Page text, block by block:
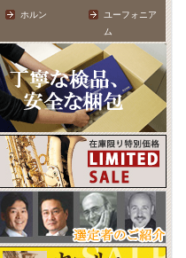
ホルン
ユーフォニア
ム